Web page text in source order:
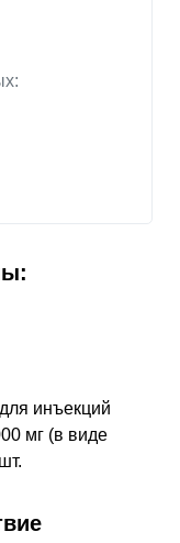
инъекций
мг (в виде